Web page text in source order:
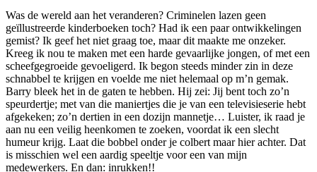
Was de wereld aan het veranderen? Criminelen lazen geen
geïllustreerde kinderboeken toch? Had ik een paar ontwikkelingen
gemist? Ik geef het niet graag toe, maar dit maakte me onzeker.
Kreeg ik nou te maken met een harde gevaarlijke jongen, of met een
scheefgegroeide gevoeligerd. Ik begon steeds minder zin in deze
schnabbel te krijgen en voelde me niet helemaal op m’n gemak.
Barry bleek het in de gaten te hebben. Hij zei: Jij bent toch zo’n
speurdertje; met van die maniertjes die je van een televisieserie hebt
afgekeken; zo’n dertien in een dozijn mannetje… Luister, ik raad je
aan nu een veilig heenkomen te zoeken, voordat ik een slecht
humeur krijg. Laat die bobbel onder je colbert maar hier achter. Dat
is misschien wel een aardig speeltje voor een van mijn
medewerkers. En dan: inrukken!!